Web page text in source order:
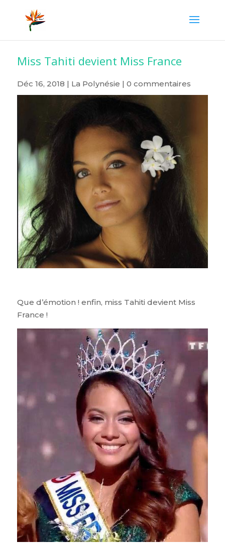
Miss Tahiti devient Miss France
Déc 16, 2018 | La Polynésie | 0 commentaires
Que d’émotion ! enfin, miss Tahiti devient Miss
France !